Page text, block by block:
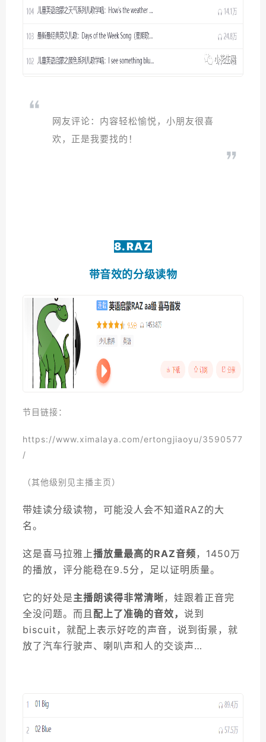
网友评论：内容轻松愉悦，小朋友很喜
欢，正是我要找的！
8.RAZ
带音效的分级读物
节目链接：
https://www.ximalaya.com/ertongjiaoyu/3590577
/
（其他级别见主播主页）
带娃读分级读物，可能没人会不知道RAZ的大
名。
这是喜马拉雅上播放量最高的RAZ音频，1450万
的播放，评分能稳在9.5分，足以证明质量。
它的好处是主播朗读得非常清晰，娃跟着正音完
全没问题。而且 配上了准确的音效， 说到
biscuit，就配上表示好吃的声音，说到街景，就
放了汽车行驶声、喇叭声和人的交谈声…